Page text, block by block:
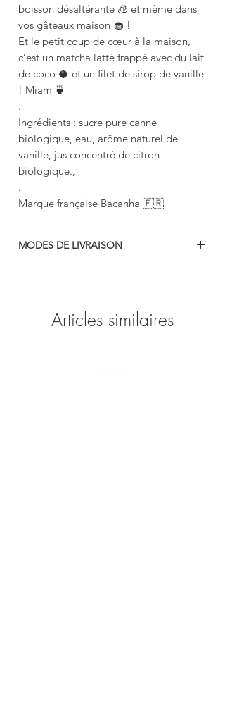
boisson désaltérante 🧊 et même dans
vos gâteaux maison 🧁 !
Et le petit coup de cœur à la maison,
c’est un matcha latté frappé avec du lait
de coco 🥥 et un filet de sirop de vanille
! Miam 🍵
.
Ingrédients : sucre pure canne
biologique, eau, arôme naturel de
vanille, jus concentré de citron
biologique.,
.
Marque française Bacanha 🇫🇷
MODES DE LIVRAISON
Articles similaires